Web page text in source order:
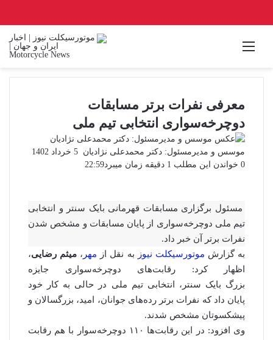
منو
معرفی نفرات برتر مسابقات
دوچرخه‌سواری انتخابی تیم ملی
موسس و مدیرمسئول: دکتر محمدعلی نژادیان ارسال
5 خرداد 1402
22:59
0 خواندن این مطلب 1 دقیقه زمان میبرد
مسئول برگزاری مسابقات قهرمانی بایک سنتر و انتخابی
تیم ملی دوچرخه‌سواری از پایان مسابقات و مشخص شدن
نفرات برتر آن خبر داد.
به گزارش موتورسیکلت نیوز به نقل از مهر ، میثم رضایی،
اظهار کرد: رقابت‌های دوچرخه‌سواری جایزه
بزرگ بایک سنتر، انتخابی تیم ملی در حالی به کار خود
پایان داد که نفرات برتر رده‌های جوانان، امید، بزرگسالان و
پیشکسوتان مشخص شدند.
وی افزود: در این رقابت‌ها ۱۱۰ دوچرخه‌سوار با هم رقابت